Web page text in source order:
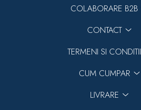
COLABORARE B2B
CONTACT
TERMENI SI CONDITII
CUM CUMPAR
LIVRARE